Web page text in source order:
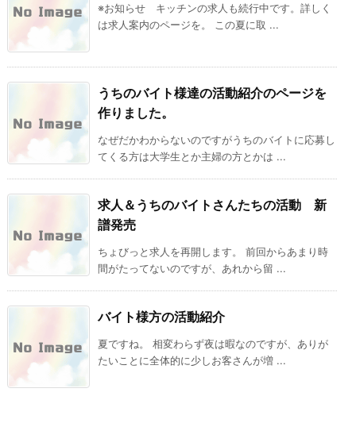
※お知らせ キッチンの求人も続行中です。詳しく
は求人案内のページを。 この夏に取 ...
うちのバイト様達の活動紹介のページを
作りました。
なぜだかわからないのですがうちのバイトに応募し
てくる方は大学生とか主婦の方とかは ...
求人＆うちのバイトさんたちの活動 新
譜発売
ちょびっと求人を再開します。 前回からあまり時
間がたってないのですが、あれから留 ...
バイト様方の活動紹介
夏ですね。 相変わらず夜は暇なのですが、ありが
たいことに全体的に少しお客さんが増 ...